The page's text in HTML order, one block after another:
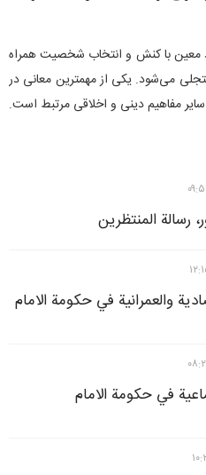
معین با کنش و انتخاب شخصیت همراه
می­‌شود. یکی از مهم­ترین معانی در
مفاهیم دینی و اخلاقی مرتبط است.
رسالة المنتظرين
والعمرانية في حكومة الامام
في حكومة الامام